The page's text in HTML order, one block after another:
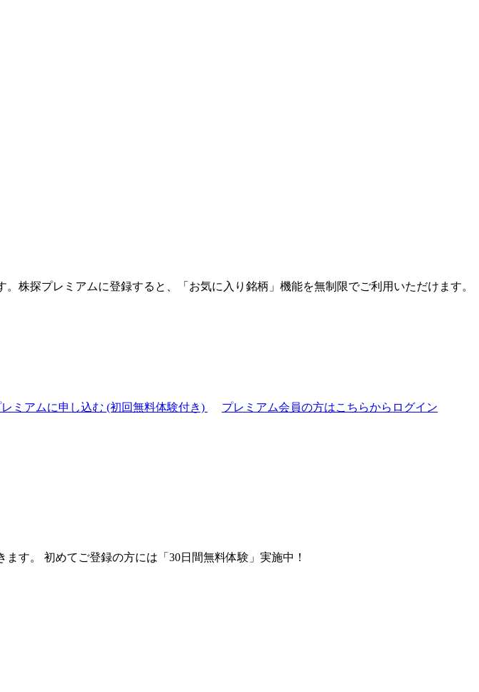
株探プレミアムに登録すると、「お気に入り銘柄」機能を無制限でご利用いただけます。
ミアムに申し込む (初回無料体験付き)
プレミアム会員の方はこちらからログイン
す。 初めてご登録の方には「30日間無料体験」実施中！